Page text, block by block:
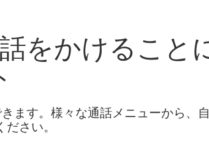
をかけること
ます。様々な通話メニューから、
さい。